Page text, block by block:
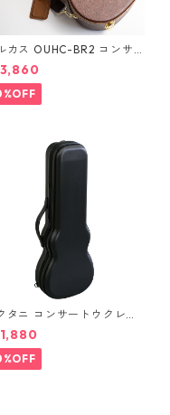
カス OUHC-BR2 コンサ
ウクレレ用ハードケース
タニ コンサートウクレレ
ードケース UPC-12N